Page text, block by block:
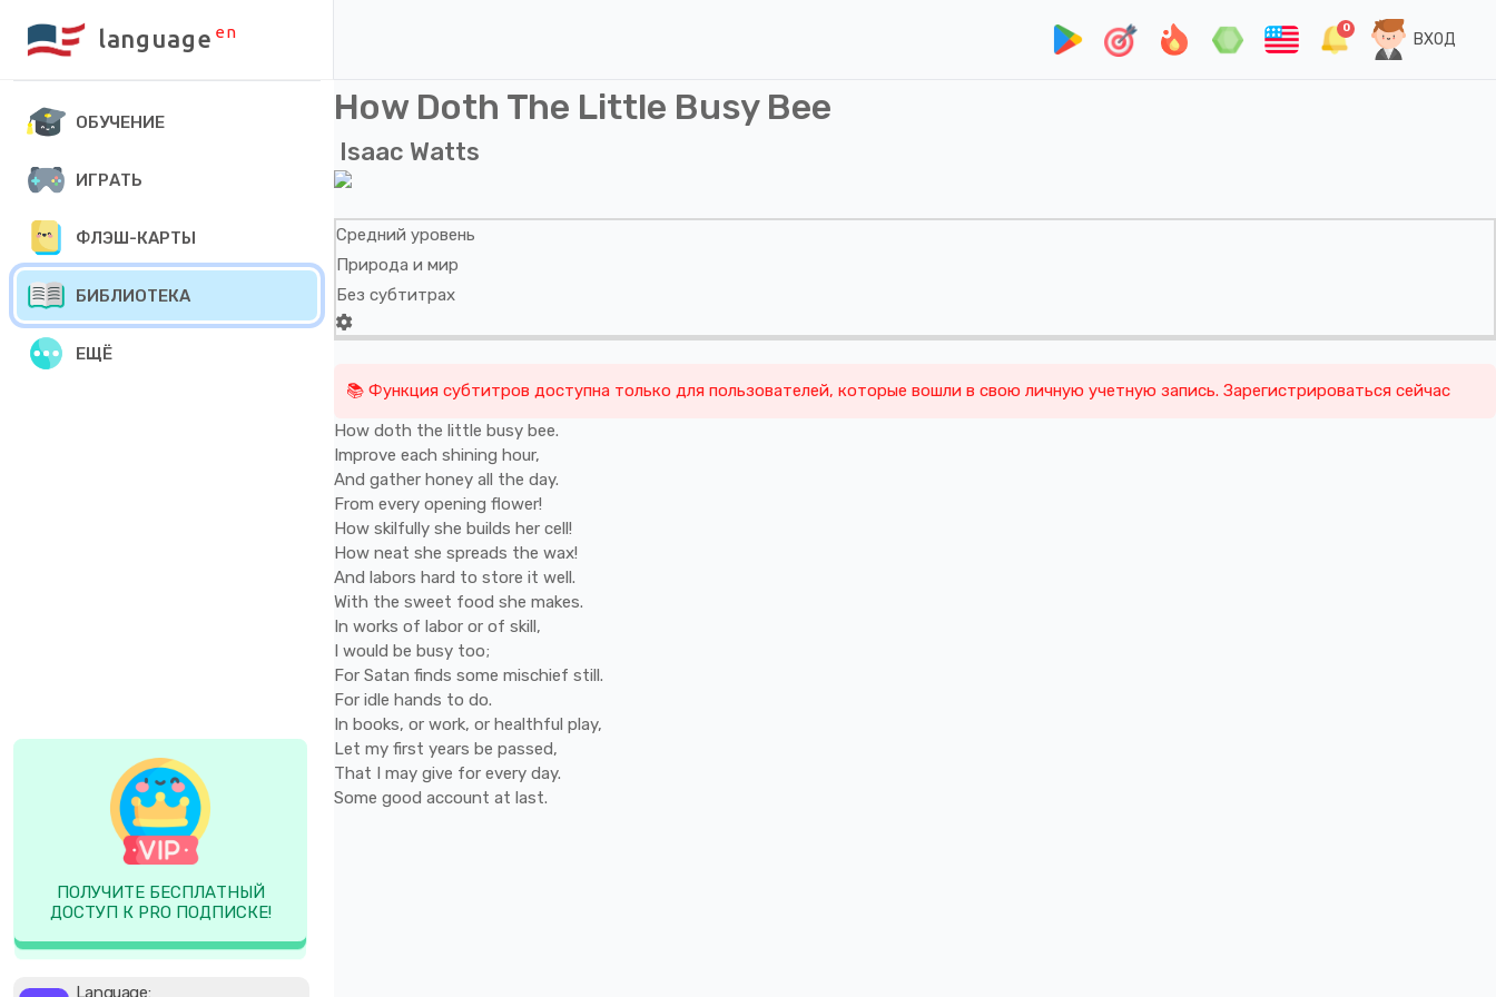
language en 0
ВХОД
How Doth The Little Busy Bee
Isaac Watts
Средний уровень
Природа и мир
Без субтитрах
📚 Функция субтитров доступна только для пользователей, которые вошли в свою личную учетную запись. Зарегистрироваться сейчас
How doth the little busy bee.
Improve each shining hour,
And gather honey all the day.
From every opening flower!
How skilfully she builds her cell!
How neat she spreads the wax!
And labors hard to store it well.
With the sweet food she makes.
In works of labor or of skill,
I would be busy too;
For Satan finds some mischief still.
For idle hands to do.
In books, or work, or healthful play,
Let my first years be passed,
That I may give for every day.
Some good account at last.
ОБУЧЕНИЕ
ИГРАТЬ
ФЛЭШ-КАРТЫ
БИБЛИОТЕКА
ЕЩЁ
ПОЛУЧИТЕ БЕСПЛАТНЫЙ
ДОСТУП К PRO ПОДПИСКЕ!
Language: